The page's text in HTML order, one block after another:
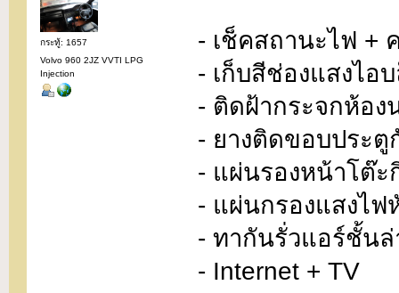
กระทู้: 1657
Volvo 960 2JZ VVTI LPG
Injection
- เช็คสถานะไฟ +
- เก็บสีช่องแสงไอ
- ติดฝ้ากระจกห้อ
- ยางติดขอบประ
- แผ่นรองหน้าโต๊ะ
- แผ่นกรองแสงไ
- ทากันรั่วแอร์ชั้นล่
- Internet + TV